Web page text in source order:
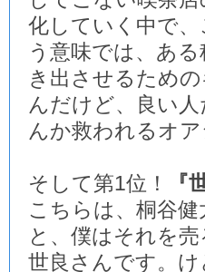
化していく中で
う意味では、あ
き出させるため
んだけど、良い
んか救われるオ
そして第1位！ 『
こちらは、桐谷
と、僕はそれを
世良さんです。